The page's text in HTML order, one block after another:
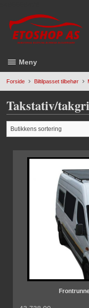
til
innholdet
Meny
Forside Biltilpasset tilbehør
Takstativ/